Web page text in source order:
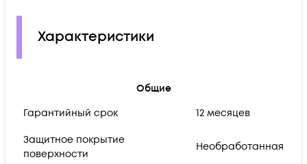
Характеристики
Общие
Гарантийный срок
12 месяцев
Защитное покрытие
поверхности
Необработанная